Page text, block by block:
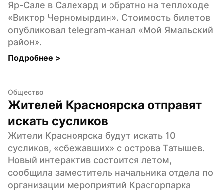
Яр-Сале в Салехард и обратно на теплоходе
«Виктор Черномырдин». Стоимость билетов
опубликовал telegram-канал «Мой Ямальский
район».
Подробнее >
Общество
Жителей Красноярска отправят
искать сусликов
Жители Красноярска будут искать 10
сусликов, «сбежавших» с острова Татышев.
Новый интерактив состоится летом,
сообщила заместитель начальника отдела по
организации мероприятий Красгорпарка